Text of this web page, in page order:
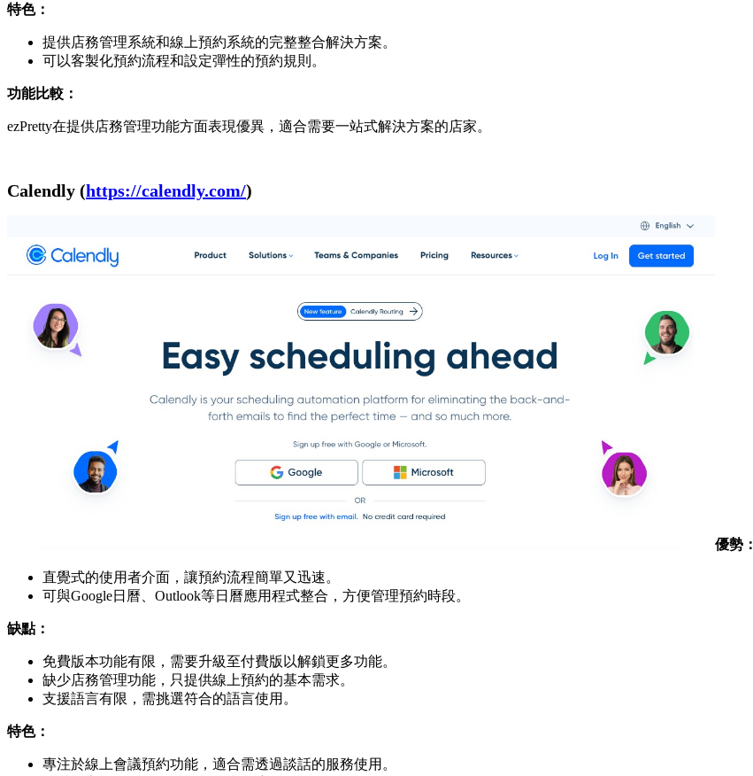
特色：
提供店務管理系統和線上預約系統的完整整合解決方案。
可以客製化預約流程和設定彈性的預約規則。
功能比較：
ezPretty在提供店務管理功能方面表現優異，適合需要一站式解決方案的店家。
Calendly (https://calendly.com/)
優勢：
直覺式的使用者介面，讓預約流程簡單又迅速。
可與Google日曆、Outlook等日曆應用程式整合，方便管理預約時段。
缺點：
免費版本功能有限，需要升級至付費版以解鎖更多功能。
缺少店務管理功能，只提供線上預約的基本需求。
支援語言有限，需挑選符合的語言使用。
特色：
專注於線上會議預約功能，適合需透過談話的服務使用。